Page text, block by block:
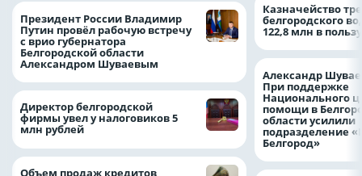
Президент России Владимир
Путин провёл рабочую встречу
с врио губернатора
Белгородской области
Александром Шуваевым
Директор белгородской
фирмы увел у налоговиков 5
млн рублей
Объем продаж кредитов
Казначейство
белгородского
122,8 млн в
Александр
При поддержке
Национального
помощи в
области усилили
подразделение
Белгород»